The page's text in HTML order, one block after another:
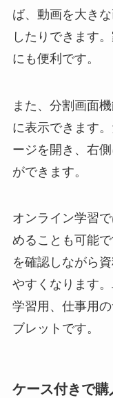
ば、動画を大き
したりできます
にも便利です。
また、分割画面
に表示できます
ージを開き、右
ができます。
オンライン学習
めることも可能
を確認しながら
やすくなります
学習用、仕事用
ブレットです。
ケース付きで